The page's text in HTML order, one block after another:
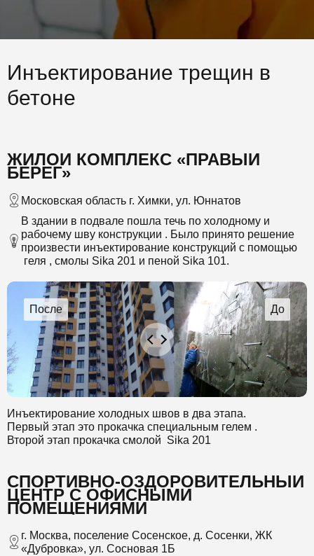
Инъектирование трещин в
бетоне
ЖИЛОЙ КОМПЛЕКС «ПРАВЫЙ
БЕРЕГ»
Московская область г. Химки, ул. Юннатов
В здании в подвале пошла течь по холодному и
рабочему шву конструкции . Было принято решение
произвести инъектирование конструкций с помощью
геля , смолы Sika 201 и пеной Sika 101.
Инъектирование холодных швов в два этапа.
Первый этап это прокачка специальным гелем .
Второй этап прокачка смолой Sika 201
СПОРТИВНО-ОЗДОРОВИТЕЛЬНЫЙ
ЦЕНТР С ОФИСНЫМИ
ПОМЕЩЕНИЯМИ
г. Москва, поселение Сосенское, д. Сосенки, ЖК
«Дубровка», ул. Сосновая 1Б